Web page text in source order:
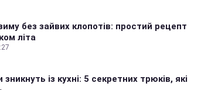
без зайвих клопотів: простий рецепт
літа
із кухні: 5 секретних трюків, які